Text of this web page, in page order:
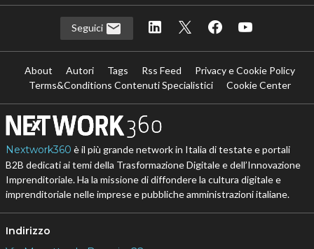
Seguici
About Autori Tags Rss Feed
Privacy e Cookie Policy
Terms&Conditions Contenuti Specialistici
Cookie Center
Nextwork360 è il più grande network in Italia di testate e portali
B2B dedicati ai temi della Trasformazione Digitale e dell’Innovazione
Imprenditoriale. Ha la missione di diffondere la cultura digitale e
imprenditoriale nelle imprese e pubbliche amministrazioni italiane.
Indirizzo